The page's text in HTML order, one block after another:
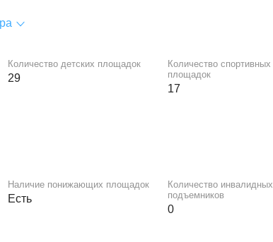
Количество детских площадок
29
Количество спортивных
площадок
17
Наличие понижающих площадок
Есть
Количество инвалидных
подъемников
0